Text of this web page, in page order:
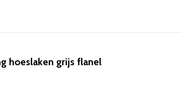
hoeslaken grijs flanel